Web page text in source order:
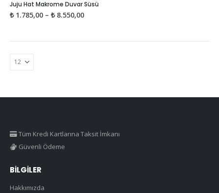
ürünün
birden
varyasyonu
var.
Seçenekler
seçilebilir
Juju Hat Makrome Duvar Süsü
₺1.785,00 – ₺8.550,00Fiyat
₺ 8.550,00
Tüm Kredi Kartlarına Taksit İmkanı
Güvenli Ödeme
BILGILER
Hakkımızda